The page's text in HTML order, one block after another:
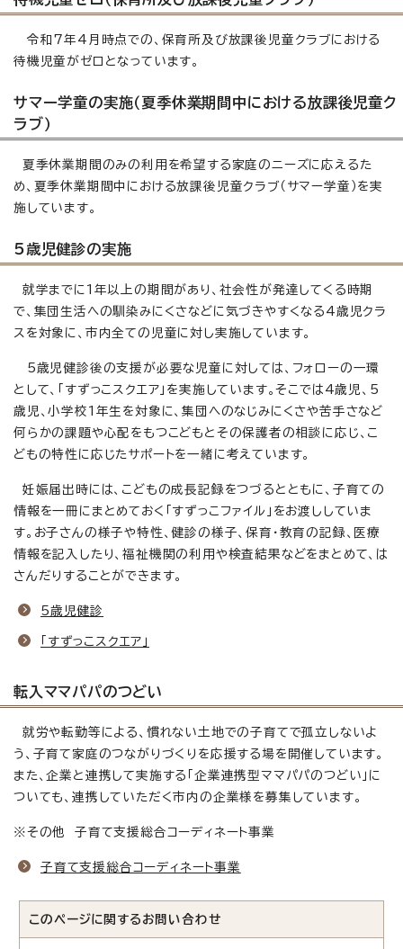
令和7年4月時点での、保育所及び放課後児童クラブにおける
待機児童がゼロとなっています。
サマー学童の実施（夏季休業期間中における放課後児童ク
ラブ）
夏季休業期間のみの利用を希望する家庭のニーズに応えるた
め、夏季休業期間中における放課後児童クラブ（サマー学童）を実
施しています。
5歳児健診の実施
就学までに1年以上の期間があり、社会性が発達してくる時期
で、集団生活への馴染みにくさなどに気づきやすくなる4歳児クラ
スを対象に、市内全ての児童に対し実施しています。
5歳児健診後の支援が必要な児童に対しては、フォローの一環
として、「すずっこスクエア」を実施しています。そこでは4歳児、5
歳児、小学校1年生を対象に、集団へのなじみにくさや苦手さなど
何らかの課題や心配をもつこどもとその保護者の相談に応じ、こ
どもの特性に応じたサポートを一緒に考えています。
妊娠届出時には、こどもの成長記録をつづるとともに、子育ての
情報を一冊にまとめておく「すずっこファイル」をお渡ししていま
す。お子さんの様子や特性、健診の様子、保育・教育の記録、医療
情報を記入したり、福祉機関の利用や検査結果などをまとめて、は
さんだりすることができます。
5歳児健診
「すずっこスクエア」
転入ママパパのつどい
就労や転勤等による、慣れない土地での子育てで孤立しないよ
う、子育て家庭のつながりづくりを応援する場を開催しています。
また、企業と連携して実施する「企業連携型ママパパのつどい」に
ついても、連携していただく市内の企業様を募集しています。
※その他 子育て支援総合コーディネート事業
子育て支援総合コーディネート事業
このページに関する お問い合わせ